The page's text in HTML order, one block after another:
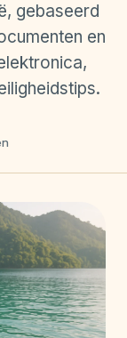
gebaseerd
en